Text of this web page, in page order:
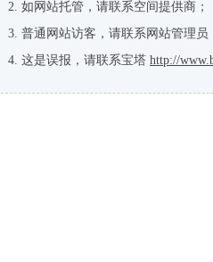
如网站托管，请联系空间提供商；
普通网站访客，请联系网站管理员
这是误报，请联系宝塔 http://